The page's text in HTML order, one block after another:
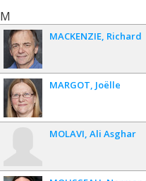
M
MACKENZIE Richard
MARGOT Joëlle
MOLAVI Ali Asghar